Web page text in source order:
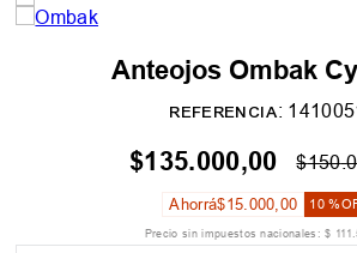
Anteojos Ombak
REFERENCIA:
$135.000,00 $150.
Ahorrá$15.000,00 10 %
Precio sin impuestos nacionales:$ 111.